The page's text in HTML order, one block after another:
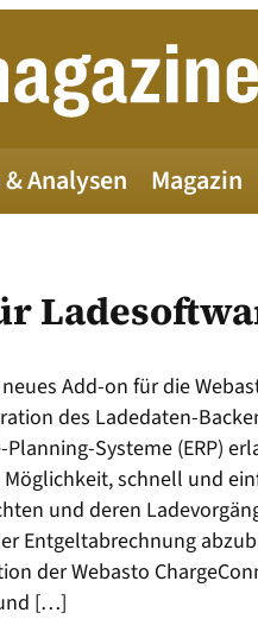
Analysen Magazin
Add-on für die
des Ladedaten-
Planning-Systeme (ERP)
schnell und
und deren
Entgeltabrechnung
der Webasto
[…]
PV
Die neue pv
Alles neu?